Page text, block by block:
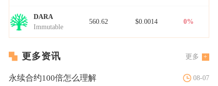
DARA
Immutable
560.62 $0.0014 0%
更多资讯 更多
永续合约100倍怎么理解 08-07